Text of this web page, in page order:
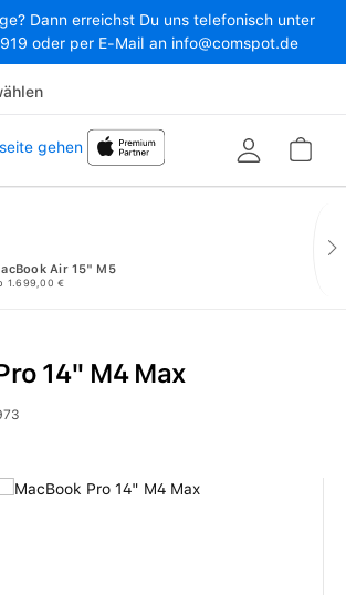
Dann erreichst Du uns telefonisch unter
oder per E-Mail an info@comspot.de
Air 15" M5
1.699,00 €
14" M4 Max